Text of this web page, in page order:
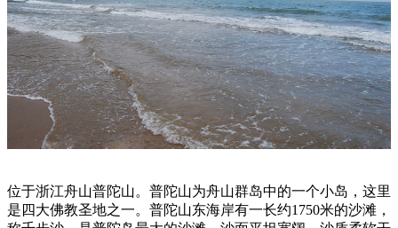
位于浙江舟山普陀山。普陀山为舟山群岛中的一个小岛，这里
是四大佛教圣地之一。普陀山东海岸有一长约1750米的沙滩，